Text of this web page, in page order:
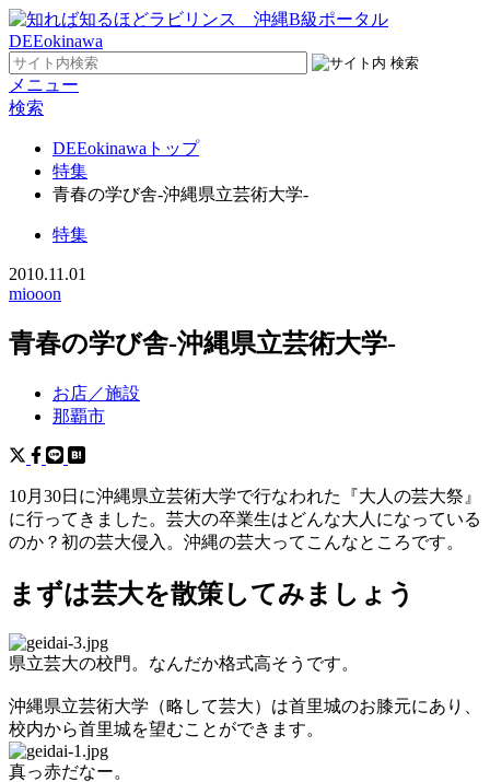
メニュー
検索
DEEokinawaトップ
特集
青春の学び舎-沖縄県立芸術大学-
特集
2010.11.01
miooon
青春の学び舎-沖縄県立芸術大学-
お店／施設
那覇市
10月30日に沖縄県立芸術大学で行なわれた『大人の芸大祭』
に行ってきました。芸大の卒業生はどんな大人になっている
のか？初の芸大侵入。沖縄の芸大ってこんなところです。
まずは芸大を散策してみましょう
県立芸大の校門。なんだか格式高そうです。
沖縄県立芸術大学（略して芸大）は首里城のお膝元にあり、
校内から首里城を望むことができます。
真っ赤だなー。